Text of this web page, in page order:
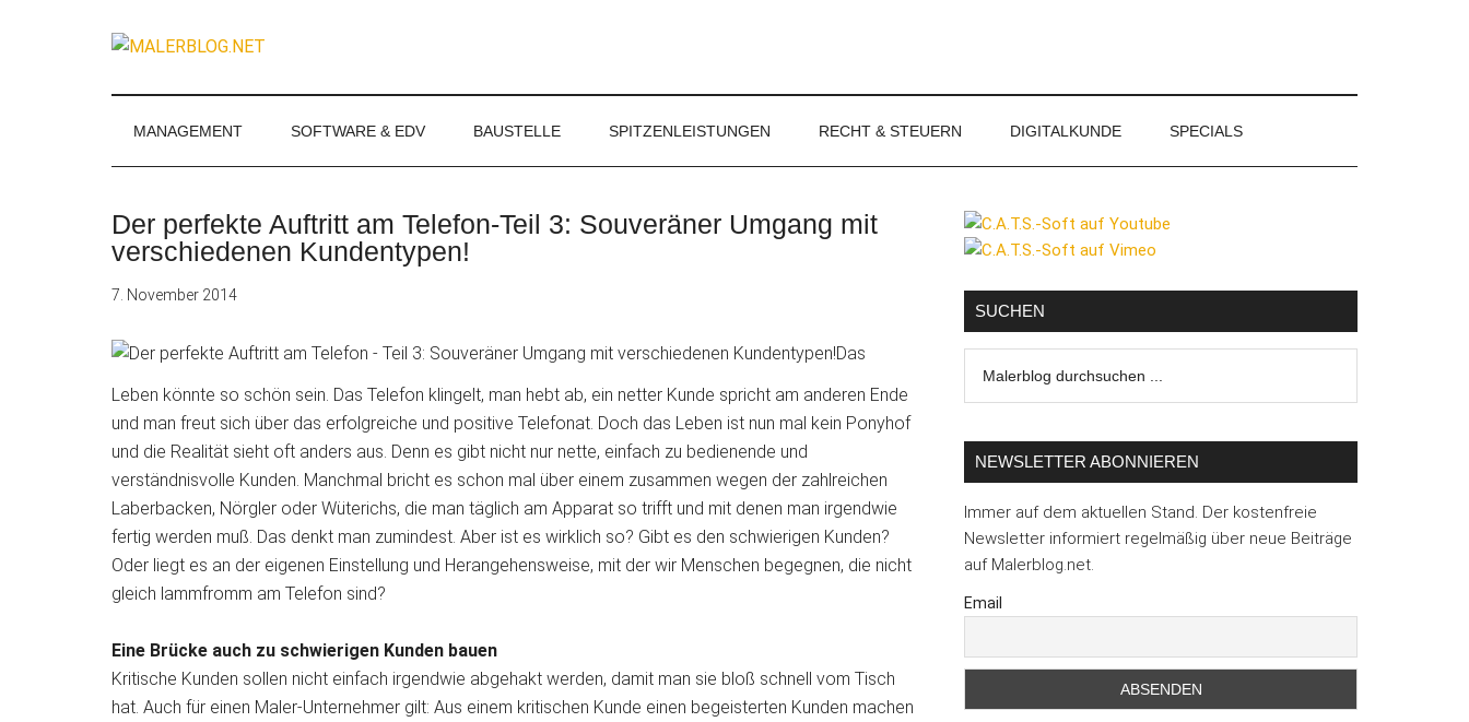
MALERBLOG.NET
Magazin
Stuckateure
MANAGEMENT SOFTWARE & EDV BAUSTELLE SPITZENLEISTUNGEN RECHT & STEUERN DIGITALKUNDE SPECIALS
Der perfekte Auftritt am Telefon-Teil 3: Souveräner Umgang mit
verschiedenen Kundentypen!
7. November 2014
Das
Leben könnte so schön sein. Das Telefon klingelt, man hebt ab, ein netter Kunde spricht am anderen Ende
und man freut sich über das erfolgreiche und positive Telefonat. Doch das Leben ist nun mal kein Ponyhof
und die Realität sieht oft anders aus. Denn es gibt nicht nur nette, einfach zu bedienende und
verständnisvolle Kunden. Manchmal bricht es schon mal über einem zusammen wegen der zahlreichen
Laberbacken, Nörgler oder Wüterichs, die man täglich am Apparat so trifft und mit denen man irgendwie
fertig werden muß. Das denkt man zumindest. Aber ist es wirklich so? Gibt es den schwierigen Kunden?
Oder liegt es an der eigenen Einstellung und Herangehensweise, mit der wir Menschen begegnen, die nicht
gleich lammfromm am Telefon sind?
Eine Brücke auch zu schwierigen Kunden bauen
Kritische Kunden sollen nicht einfach irgendwie abgehakt werden, damit man sie bloß schnell vom Tisch
hat. Auch für einen Maler-Unternehmer gilt: Aus einem kritischen Kunde einen begeisterten Kunden machen
Seitenspalte
SUCHEN
durchsuchen
NEWSLETTER ABONNIEREN
Immer auf dem aktuellen Stand. Der kostenfreie
Newsletter informiert regelmäßig über neue Beiträge
auf Malerblog.net.
Email